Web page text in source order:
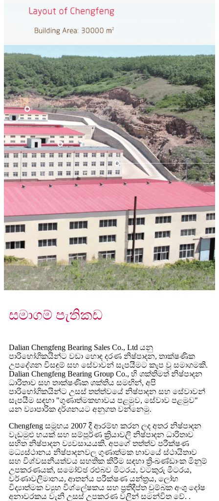
සමාගම් පැතිකඩ
Dalian Chengfeng Bearing Sales Co., Ltd යනු
පාරිභෝගිකයින්ට වඩා හොඳ දරණ නිෂ්පාදන, තාක්ෂණික
උපදේශන විසඳුම් සහ සේවාවන් සැපයීමට කැප වූ සමාගමකි.
Dalian Chengfeng Bearing Group Co., හි ශක්තිමත් නිෂ්පාදන
ධාරිතාව සහ තාක්ෂණික ශක්තිය සමඟින්, අපි
පාරිභෝගිකයින්ට උසස් තත්ත්වයේ නිෂ්පාදන සහ සේවාවන්
සැපයීම සඳහා "ගුණාත්මකභාවය පළමුව, සේවාව පළමුව"
යන ව්‍යාපාරික දර්ශනයට අනුගත වන්නෙමු.
Chengfeng සමූහය 2007 දී ආරම්භ කරන ලද අතර නිෂ්පාදන
වැඩමුළු හයක් සහ සම්පූර්ණ ක්‍රියාවලි නිෂ්පාදන ධාරිතාව
සහිත නිෂ්පාදන ව්‍යවසායයකි. අපගේ තත්ත්ව පරීක්ෂණ
මධ්‍යස්ථානය නිෂ්පාදනවල ගුණාත්මක භාවයේ ස්ථායිතාව
සහ විශ්වසනීයත්වය සහතික කිරීම සඳහා ත්‍රි-ඛණ්ඩාංක මිනුම්
උපකරණයක්, සමෝච්ඡ රළුබව මීටරය, වටකුරු මීටරය,
වර්ණාවලිමානය, ආතන්ය පරීක්ෂණ යන්ත්‍රය, ලෝහ
විද්‍යාත්මක ව්‍යුහ විශ්ලේෂකය සහ ප්‍රතිදීප්ත චුම්බක අංශු දෝෂ
අනාවරකය වැනි උසස් උපකරණ වලින් සමන්විත වේ. .